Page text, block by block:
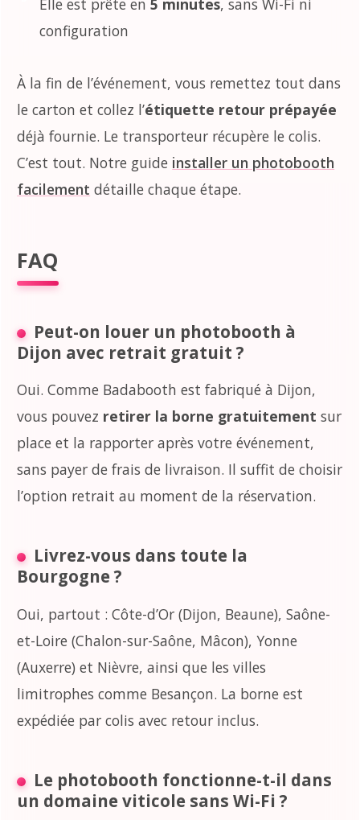
Elle est prête en5 minutes, sans Wi-Fi ni
configuration
À la fin de l’événement, vous remettez tout dans
le carton et collez l’étiquette retour prépayée
déjà fournie. Le transporteur récupère le colis.
C’est tout. Notre guide installer un photobooth
facilement détaille chaque étape.
FAQ
Peut-on louer un photobooth à
Dijon avec retrait gratuit ?
Oui. Comme Badabooth est fabriqué à Dijon,
vous pouvez retirer la borne gratuitement sur
place et la rapporter après votre événement,
sans payer de frais de livraison. Il suffit de choisir
l’option retrait au moment de la réservation.
Livrez-vous dans toute la
Bourgogne ?
Oui, partout : Côte-d’Or (Dijon, Beaune), Saône-
et-Loire (Chalon-sur-Saône, Mâcon), Yonne
(Auxerre) et Nièvre, ainsi que les villes
limitrophes comme Besançon. La borne est
expédiée par colis avec retour inclus.
Le photobooth fonctionne-t-il dans
un domaine viticole sans Wi-Fi ?